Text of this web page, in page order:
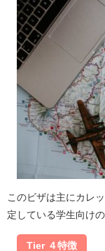
このビザは主にカレ
定している学生向け
Tier ４特徴